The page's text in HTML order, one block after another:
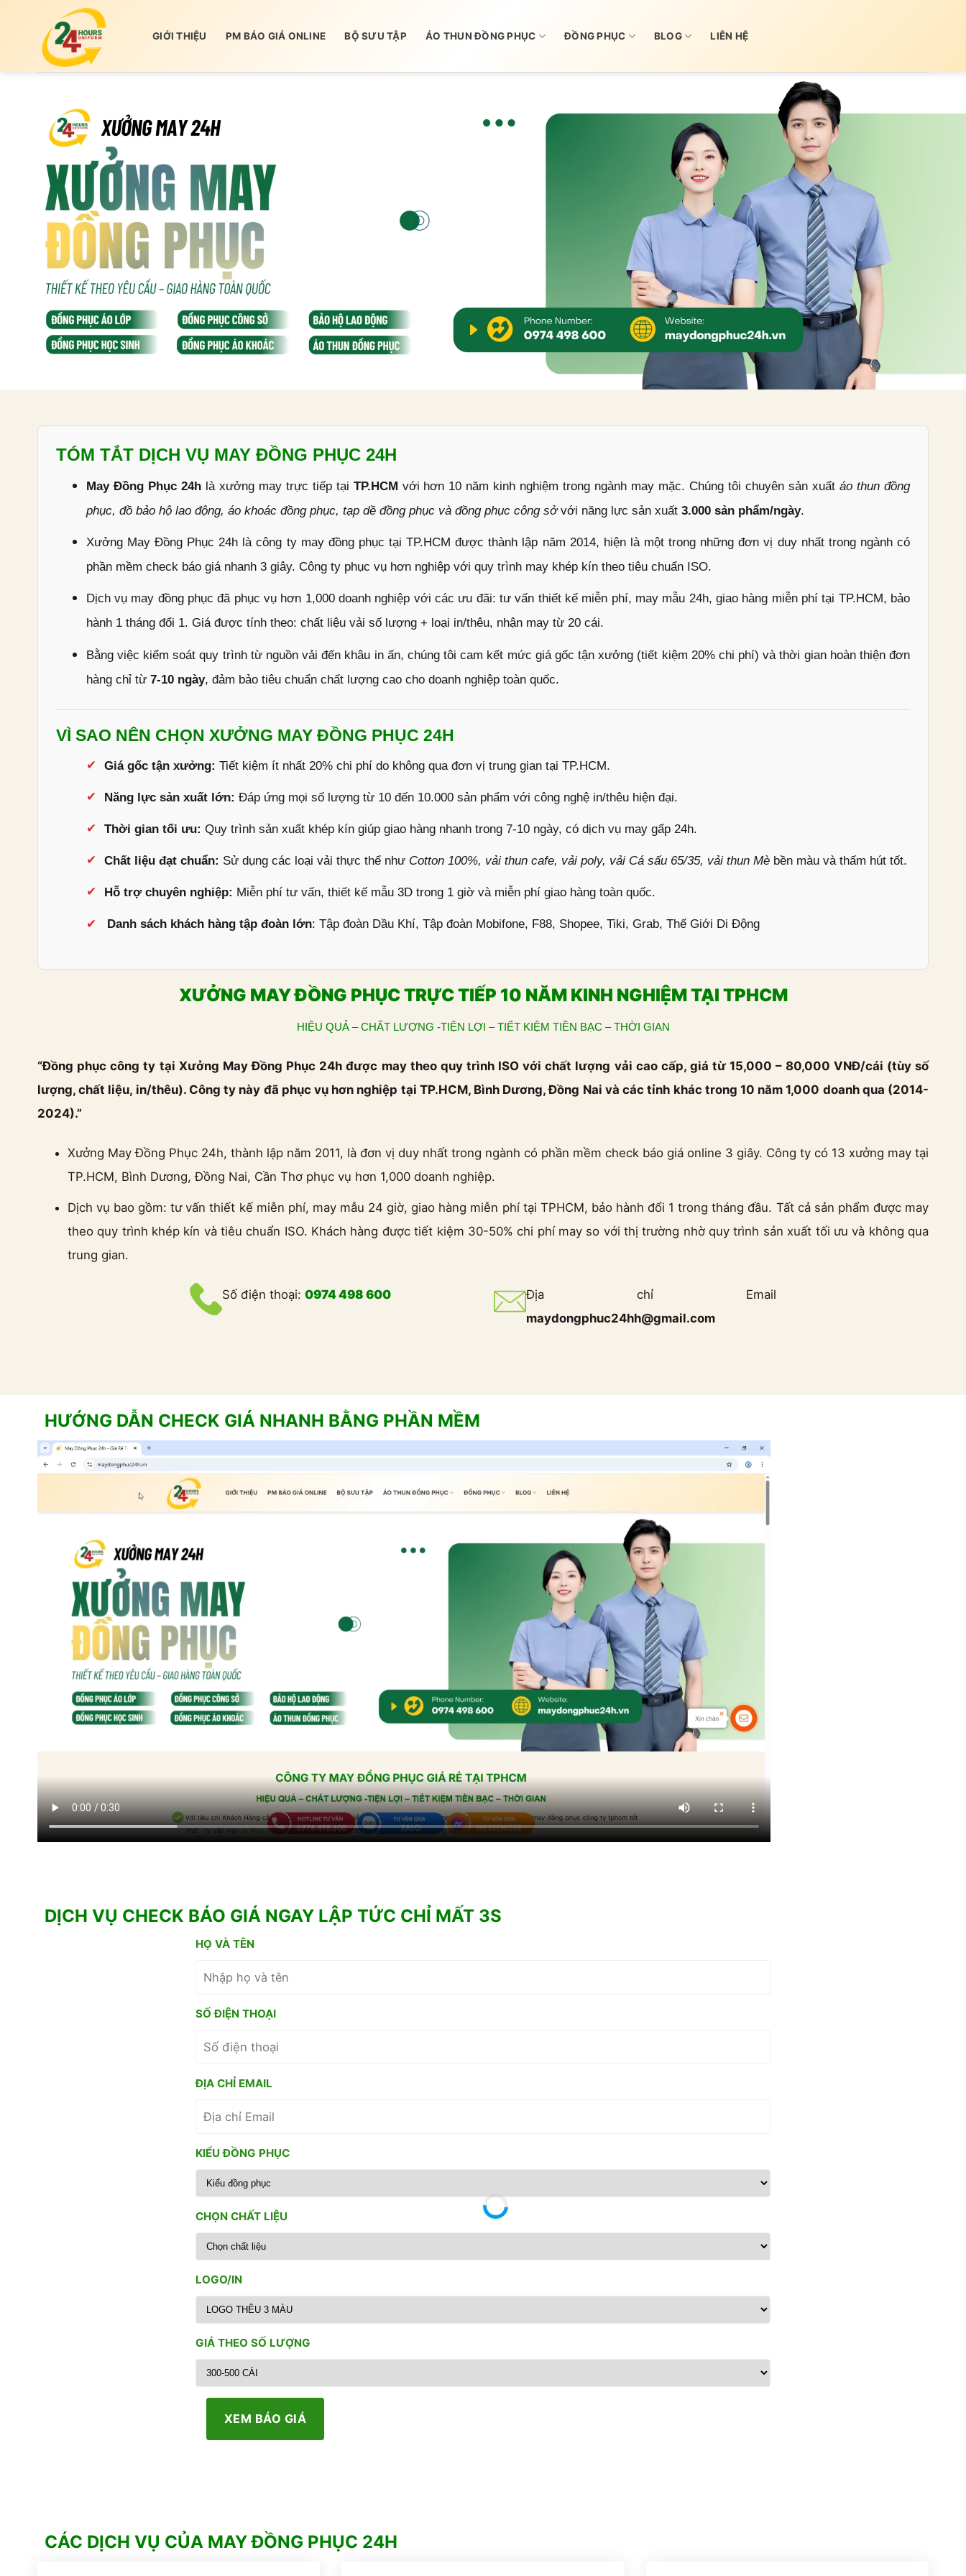
content
GIỚI THIỆU PM BÁO GIÁ ONLINE BỘ SƯU TẬP ÁO THUN ĐỒNG PHỤC ĐỒNG PHỤC BLOG LIÊN HỆ
TÓM TẮT DỊCH VỤ MAY ĐỒNG PHỤC 24H
May Đồng Phục 24hlà xưởng may trực tiếp tại TP.HCM với hơn 10 năm kinh nghiệm trong ngành may mặc. Chúng tôi chuyên sản xuấtáo thun đồng
phục, đồ bảo hộ lao động, áo khoác đồng phục, tạp dề đồng phục và đồng phục công sởvới năng lực sản xuất 3.000 sản phẩm/ngày.
Xưởng May Đồng Phục 24h là công ty may đồng phục tại TP.HCM được thành lập năm 2014, hiện là một trong những đơn vị duy nhất trong ngành có
phần mềm check báo giá nhanh 3 giây. Công ty phục vụ hơn nghiệp với quy trình may khép kín theo tiêu chuẩn ISO.
Dịch vụ may đồng phục đã phục vụ hơn 1,000 doanh nghiệp với các ưu đãi: tư vấn thiết kế miễn phí, may mẫu 24h, giao hàng miễn phí tại TP.HCM, bảo
hành 1 tháng đổi 1. Giá được tính theo: chất liệu vải số lượng + loại in/thêu, nhận may từ 20 cái.
Bằng việc kiểm soát quy trình từ nguồn vải đến khâu in ấn, chúng tôi cam kết mức giá gốc tận xưởng (tiết kiệm 20% chi phí) và thời gian hoàn thiện đơn
hàng chỉ từ 7-10 ngày, đảm bảo tiêu chuẩn chất lượng cao cho doanh nghiệp toàn quốc.
VÌ SAO NÊN CHỌN XƯỞNG MAY ĐỒNG PHỤC 24H
✔ Giá gốc tận xưởng: Tiết kiệm ít nhất 20% chi phí do không qua đơn vị trung gian tại TP.HCM.
✔ Năng lực sản xuất lớn: Đáp ứng mọi số lượng từ 10 đến 10.000 sản phẩm với công nghệ in/thêu hiện đại.
✔ Thời gian tối ưu: Quy trình sản xuất khép kín giúp giao hàng nhanh trong 7-10 ngày, có dịch vụ may gấp 24h.
✔ Chất liệu đạt chuẩn: Sử dụng các loại vải thực thể như Cotton 100%, vải thun cafe, vải poly, vải Cá sấu 65/35, vải thun Mèbền màu và thấm hút tốt.
✔ Hỗ trợ chuyên nghiệp: Miễn phí tư vấn, thiết kế mẫu 3D trong 1 giờ và miễn phí giao hàng toàn quốc.
✔ Danh sách khách hàng tập đoàn lớn: Tập đoàn Dầu Khí, Tập đoàn Mobifone, F88, Shopee, Tiki, Grab, Thế Giới Di Động
XƯỞNG MAY ĐỒNG PHỤC TRỰC TIẾP 10 NĂM KINH NGHIỆM TẠI TPHCM
HIỆU QUẢ – CHẤT LƯỢNG -TIỆN LỢI – TIẾT KIỆM TIỀN BẠC – THỜI GIAN
“Đồng phục công ty tại Xưởng May Đồng Phục 24h được may theo quy trình ISO với chất lượng vải cao cấp, giá từ 15,000 – 80,000 VNĐ/cái (tùy số
lượng, chất liệu, in/thêu). Công ty này đã phục vụ hơn nghiệp tại TP.HCM, Bình Dương, Đồng Nai và các tỉnh khác trong 10 năm 1,000 doanh qua (2014-
2024).”
Xưởng May Đồng Phục 24h, thành lập năm 2011, là đơn vị duy nhất trong ngành có phần mềm check báo giá online 3 giây. Công ty có 13 xưởng may tại
TP.HCM, Bình Dương, Đồng Nai, Cần Thơ phục vụ hơn 1,000 doanh nghiệp.
Dịch vụ bao gồm: tư vấn thiết kế miễn phí, may mẫu 24 giờ, giao hàng miễn phí tại TPHCM, bảo hành đổi 1 trong tháng đầu. Tất cả sản phẩm được may
theo quy trình khép kín và tiêu chuẩn ISO. Khách hàng được tiết kiệm 30-50% chi phí may so với thị trường nhờ quy trình sản xuất tối ưu và không qua
trung gian.
Số điện thoại: 0974 498 600
Địa chỉ Email
maydongphuc24hh@gmail.com
HƯỚNG DẪN CHECK GIÁ NHANH BẰNG PHẦN MỀM
DỊCH VỤ CHECK BÁO GIÁ NGAY LẬP TỨC CHỈ MẤT 3S
HỌ VÀ TÊN
SỐ ĐIỆN THOẠI
ĐỊA CHỈ EMAIL
KIỂU ĐỒNG PHỤC
CHỌN CHẤT LIỆU
LOGO/IN
GIÁ THEO SỐ LƯỢNG
XEM BÁO GIÁ
CÁC DỊCH VỤ CỦA MAY ĐỒNG PHỤC 24H